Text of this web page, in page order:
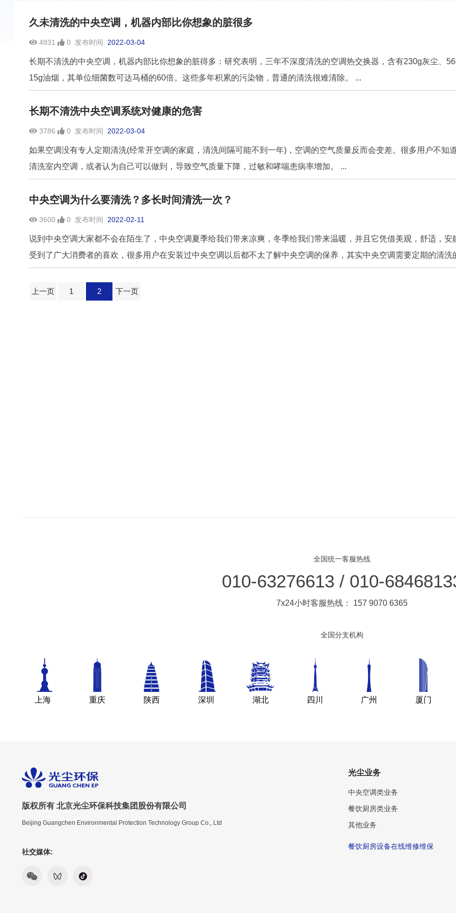
久未清洗的中央空调，机器内部比你想象的脏很多
4831 0 发布时间 2022-03-04
长期不清洗的中央空调，机器内部比你想象的脏得多：研究表明，三年不深度清洗的空调热交换器，含有230g灰尘、
15g油烟，其单位细菌数可达马桶的60倍。这些多年积累的污染物，普通的清洗很难清除。 ...
长期不清洗中央空调系统对健康的危害
3786 0 发布时间 2022-03-04
如果空调没有专人定期清洗(经常开空调的家庭，清洗间隔可能不到一年)，空调的空气质量反而会变差。很多用户不知
清洗室内空调，或者认为自己可以做到，导致空气质量下降，过敏和哮喘患病率增加。 ...
中央空调为什么要清洗？多长时间清洗一次？
3600 0 发布时间 2022-02-11
说到中央空调大家都不会在陌生了，中央空调夏季给我们带来凉爽，冬季给我们带来温暖，并且它凭借美观，舒适，安
受到了广大消费者的喜欢，很多用户在安装过中央空调以后都不太了解中央空调的保养，其实中央空调需要定期的清洗
上一页 1 2 下一页
全国统一客服热线
010-63276613 / 010-
7x24小时客服热线： 157 9070 6365
全国分支机构
上海 重庆 陕西 深圳 湖北 四川 广州 厦门
版权所有 北京光尘环保科技集团股份有限公司
Beijing Guangchen Environmental Protection Technology Group Co., Ltd
社交媒体:
光尘业务
中央空调类业务
餐饮厨房类业务
其他业务
餐饮厨房设备在线维修维保